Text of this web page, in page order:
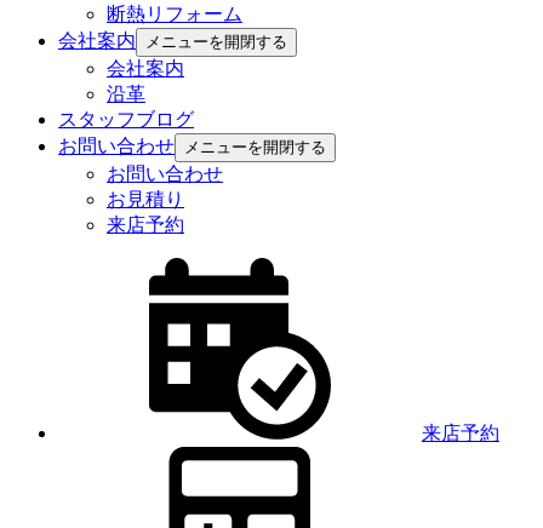
断熱リフォーム
会社案内
メニューを開閉する
会社案内
沿革
スタッフブログ
お問い合わせ
メニューを開閉する
お問い合わせ
お見積り
来店予約
来店予約